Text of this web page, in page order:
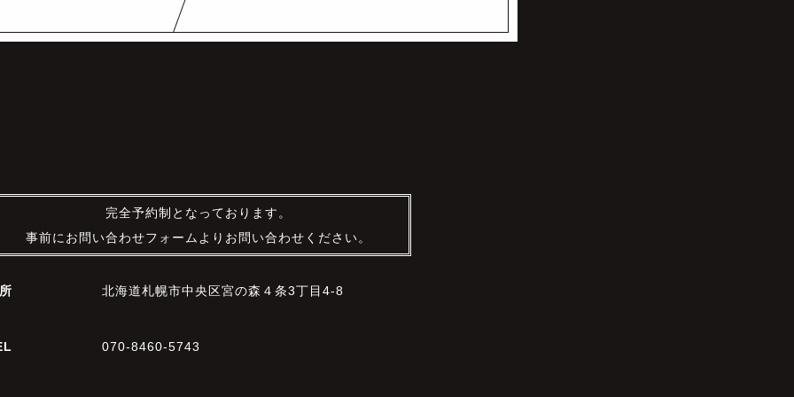
完全予約制となっております。
事前にお問い合わせフォームよりお問い合わせください。
北海道札幌市中央区宮の森４条3丁目4-8
070-8460-5743